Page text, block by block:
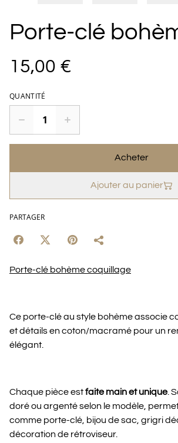
Porte-clé
15,00 €
QUANTITÉ
Acheter
Ajouter au panier
PARTAGER
Porte-clé bohème coquillage
Ce porte-clé au style bohème associe
et détails en coton/macramé pour un
élégant.
Chaque pièce estfaite main et unique.
doré ou argenté selon le modèle, permet
comme porte-clé, bijou de sac, grigri
décoration de rétroviseur.